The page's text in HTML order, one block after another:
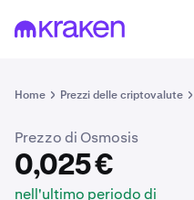
Home Prezzi delle criptovalute
0,025 €
Prezzo di Osmosis
0,025 €
nell'ultimo periodo di